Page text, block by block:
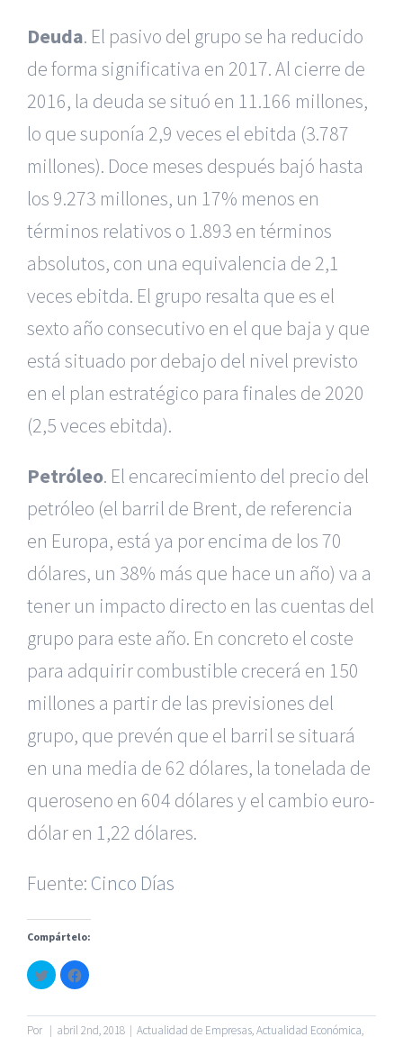
Deuda. El pasivo del grupo se ha reducido
de forma significativa en 2017. Al cierre de
2016, la deuda se situó en 11.166 millones,
lo que suponía 2,9 veces el ebitda (3.787
millones). Doce meses después bajó hasta
los 9.273 millones, un 17% menos en
términos relativos o 1.893 en términos
absolutos, con una equivalencia de 2,1
veces ebitda. El grupo resalta que es el
sexto año consecutivo en el que baja y que
está situado por debajo del nivel previsto
en el plan estratégico para finales de 2020
(2,5 veces ebitda).
Petróleo. El encarecimiento del precio del
petróleo (el barril de Brent, de referencia
en Europa, está ya por encima de los 70
dólares, un 38% más que hace un año) va a
tener un impacto directo en las cuentas del
grupo para este año. En concreto el coste
para adquirir combustible crecerá en 150
millones a partir de las previsiones del
grupo, que prevén que el barril se situará
en una media de 62 dólares, la tonelada de
queroseno en 604 dólares y el cambio euro-
dólar en 1,22 dólares.
Fuente: Cinco Días
Compártelo:
Haz
clic
para
en
Twitter
Haz
clic
en
Facebook
Por | abril 2nd, 2018 | Actualidad de Empresas,Actualidad Económica,
|Reclamación de Accidentes en Alicante|Reclamación
de Accidentes en Madrid|BGD Abogados Madrid | GM
|Formación para Abogados
|Hacer Contrato De
© Copyright 2010 -
del sitio